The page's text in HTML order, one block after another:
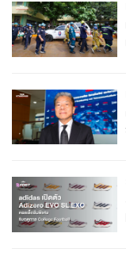
ถอดวิธีคิดฉบับ